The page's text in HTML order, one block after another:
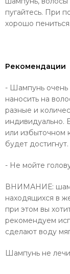
пугайтесь. При
хорошо пениться.
Рекомендации
- Шампунь очень
наносить на
разные и
индивидуально.
или избыточном
будет достигнут.
- Не мойте
ВНИМАНИЕ:
находящихся в
при этом вы
рекомендуем
сделают воду
Шампунь не